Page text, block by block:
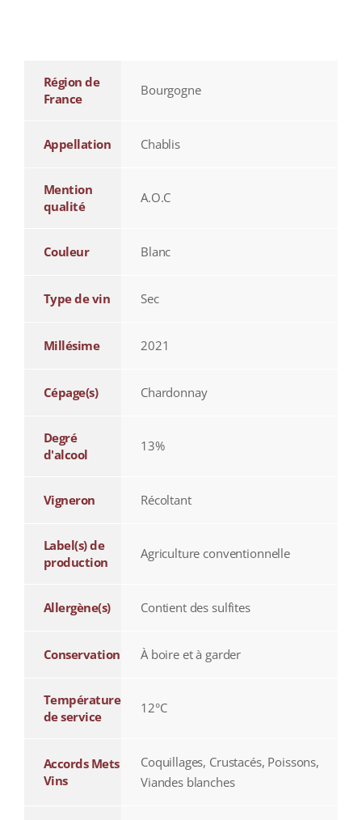
Région de
France
Bourgogne
Appellation Chablis
Mention
qualité
A.O.C
Couleur Blanc
Type de vin Sec
Millésime 2021
Cépage(s) Chardonnay
Degré
d'alcool
13%
Vigneron Récoltant
Label(s) de
production
Agriculture conventionnelle
Allergène(s) Contient des sulfites
Conservation À boire et à garder
Température
de service
12°C
Accords Mets
Vins
Coquillages, Crustacés, Poissons,
Viandes blanches